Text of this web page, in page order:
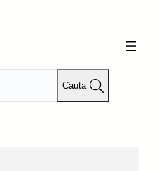
Cauta